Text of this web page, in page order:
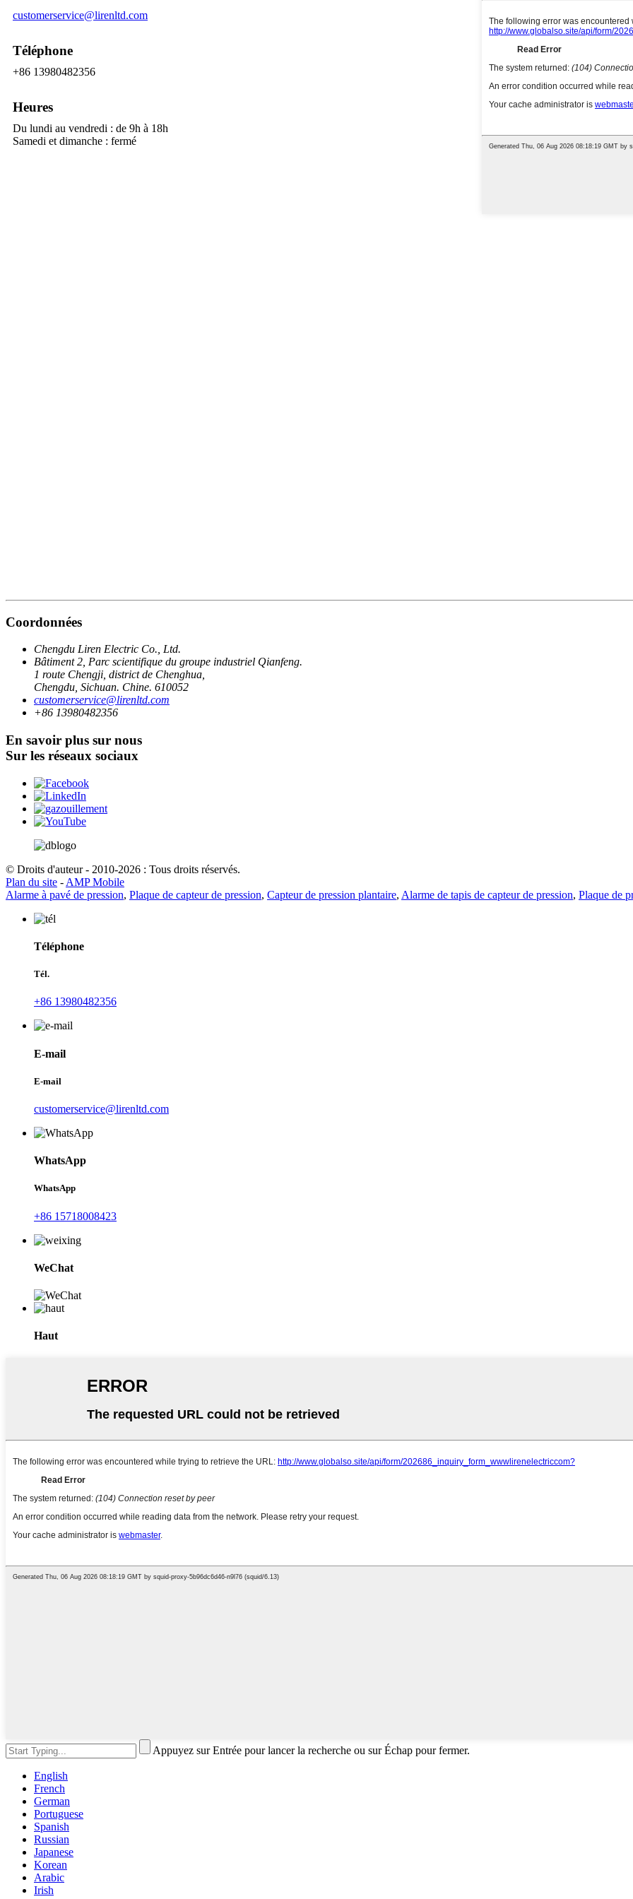
customerservice@lirenltd.com
Téléphone
+86 13980482356
Heures
Du lundi au vendredi : de 9h à 18h
Samedi et dimanche : fermé
Coordonnées
Chengdu Liren Electric Co., Ltd.
Bâtiment 2, Parc scientifique du groupe industriel Qianfeng.
1 route Chengji, district de Chenghua,
Chengdu, Sichuan. Chine. 610052
customerservice@lirenltd.com
+86 13980482356
En savoir plus sur nous
Sur les réseaux sociaux
© Droits d'auteur - 2010-2026 : Tous droits réservés.
Plan du site - AMP Mobile
Alarme à pavé de pression, Plaque de capteur de pression, Capteur de pression plantaire, Alarme de tapis de capteur de pression, Plaque de
Téléphone
Tél.
+86 13980482356
E-mail
E-mail
customerservice@lirenltd.com
WhatsApp
WhatsApp
+86 15718008423
WeChat
Haut
Appuyez sur Entrée pour lancer la recherche ou sur Échap pour fermer.
English
French
German
Portuguese
Spanish
Russian
Japanese
Korean
Arabic
Irish